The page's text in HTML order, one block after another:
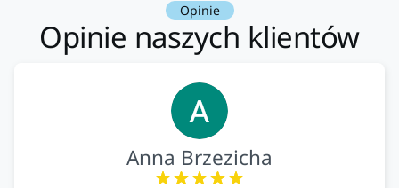
Opinie
Opinie naszych klientów
Anna Brzezicha